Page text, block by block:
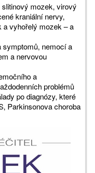
mozek, virový
kraniální nervy,
vyhořelý mozek – a
nemocí a
a nervovou
a
problémů
po diagnózy, které
Parkinsonova choroba